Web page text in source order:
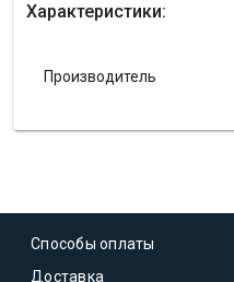
Характеристики:
Производитель
Способы оплаты
Доставка